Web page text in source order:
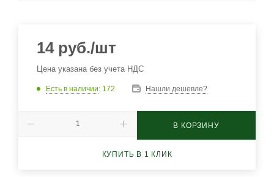
14руб./шт
Цена указана без учета НДС
Есть в наличии: 172 Нашли дешевле?
В КОРЗИНУ
КУПИТЬ В 1 КЛИК